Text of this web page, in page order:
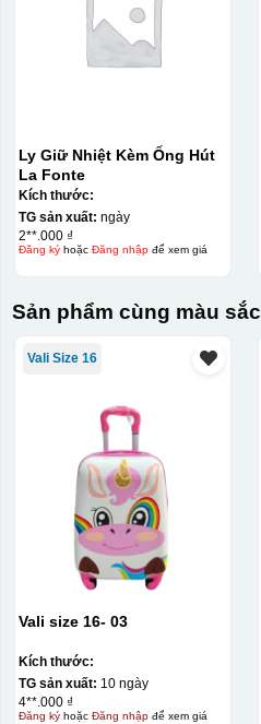
Ly Giữ Nhiệt Kèm Ống Hút
La Fonte
Kích thước:
TG sản xuất: ngày
2**.000 ₫
Đăng kýhoặc Đăng nhậpđể xem giá
Sản phẩm cùng màu sắc
Vali Size 16
Vali size 16- 03
Kích thước:
TG sản xuất: 10 ngày
4**.000 ₫
Đăng kýhoặc Đăng nhậpđể xem giá